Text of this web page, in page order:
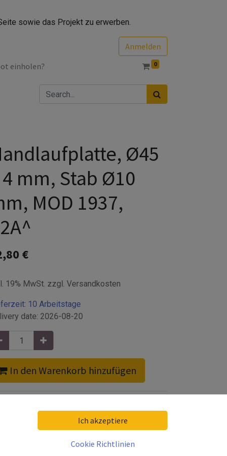
sowie das Projekt zu erwerben.
Anmelden
einholen? 0
Ø45
mm, Stab Ø10
MOD 1937,
€
19% MwSt. zzgl. Versandkosten
10 Arbeitstage
date: 2026-08-20
In den Warenkorb hinzufügen
erhalten Sie einen Handlaufhalter zur
Ich akzeptiere
Cookie Richtlinien